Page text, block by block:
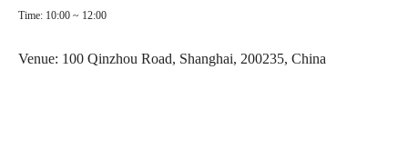
Time: 10:00 ~ 12:00
Venue: 100 Qinzhou Road, Shanghai, 200235, China